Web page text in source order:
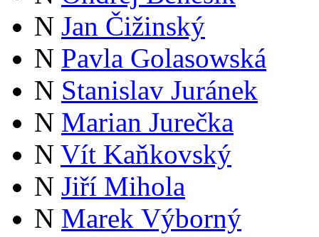
N Jan Čižinský
N Pavla Golasowská
N Stanislav Juránek
N Marian Jurečka
N Vít Kaňkovský
N Jiří Mihola
N Marek Výborný